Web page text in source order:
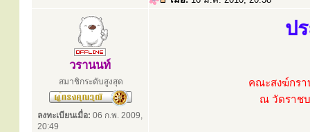
วรานนท์
สมาชิกระดับสูงสุด
ลงทะเบียนเมื่อ: 06 ก.พ. 2009,
20:49
ป
คณะสงฆ์กรา
ณ วัดราช